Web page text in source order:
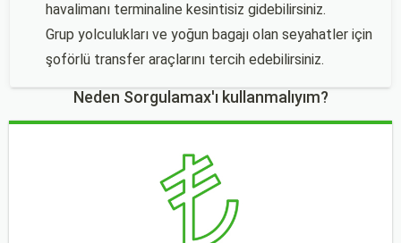
havalimanı terminaline kesintisiz gidebilirsiniz.
Grup yolculukları ve yoğun bagajı olan seyahatler için
şoförlü transfer araçlarını tercih edebilirsiniz.
Neden Sorgulamax'ı kullanmalıyım?